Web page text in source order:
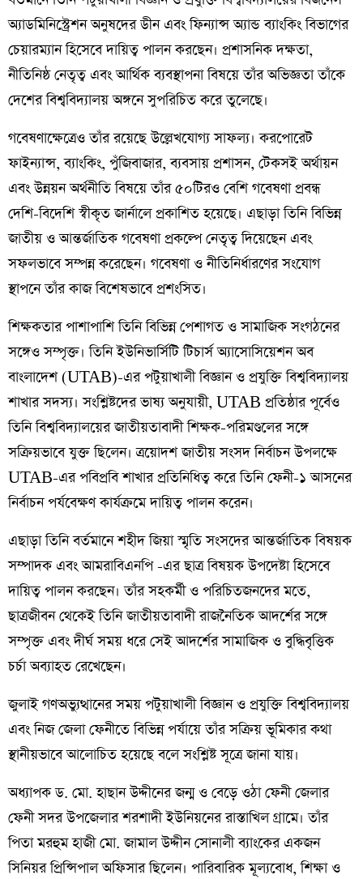
অ্যাডমিনিস্ট্রেশন অনুষদের ডীন এবং ফিন্যান্স অ্যান্ড ব্যাংকিং বিভাগের
চেয়ারম্যান হিসেবে দায়িত্ব পালন করছেন। প্রশাসনিক দক্ষতা,
নীতিনিষ্ঠ নেতৃত্ব এবং আর্থিক ব্যবস্থাপনা বিষয়ে তাঁর অভিজ্ঞতা তাঁকে
দেশের বিশ্ববিদ্যালয় অঙ্গনে সুপরিচিত করে তুলেছে।
গবেষণাক্ষেত্রেও তাঁর রয়েছে উল্লেখযোগ্য সাফল্য। করপোরেট
ফাইন্যান্স, ব্যাংকিং, পুঁজিবাজার, ব্যবসায় প্রশাসন, টেকসই অর্থায়ন
এবং উন্নয়ন অর্থনীতি বিষয়ে তাঁর ৫০টিরও বেশি গবেষণা প্রবন্ধ
দেশি-বিদেশি স্বীকৃত জার্নালে প্রকাশিত হয়েছে। এছাড়া তিনি বিভিন্ন
জাতীয় ও আন্তর্জাতিক গবেষণা প্রকল্পে নেতৃত্ব দিয়েছেন এবং
সফলভাবে সম্পন্ন করেছেন। গবেষণা ও নীতিনির্ধারণের সংযোগ
স্থাপনে তাঁর কাজ বিশেষভাবে প্রশংসিত।
শিক্ষকতার পাশাপাশি তিনি বিভিন্ন পেশাগত ও সামাজিক সংগঠনের
সঙ্গেও সম্পৃক্ত। তিনি ইউনিভার্সিটি টিচার্স অ্যাসোসিয়েশন অব
বাংলাদেশ (UTAB)-এর পটুয়াখালী বিজ্ঞান ও প্রযুক্তি বিশ্ববিদ্যালয়
শাখার সদস্য। সংশ্লিষ্টদের ভাষ্য অনুযায়ী, UTAB প্রতিষ্ঠার পূর্বেও
তিনি বিশ্ববিদ্যালয়ের জাতীয়তাবাদী শিক্ষক-পরিমণ্ডলের সঙ্গে
সক্রিয়ভাবে যুক্ত ছিলেন। ত্রয়োদশ জাতীয় সংসদ নির্বাচন উপলক্ষে
UTAB-এর পবিপ্রবি শাখার প্রতিনিধিত্ব করে তিনি ফেনী-১ আসনের
নির্বাচন পর্যবেক্ষণ কার্যক্রমে দায়িত্ব পালন করেন।
এছাড়া তিনি বর্তমানে শহীদ জিয়া স্মৃতি সংসদের আন্তর্জাতিক বিষয়ক
সম্পাদক এবং আমরাবিএনপি -এর ছাত্র বিষয়ক উপদেষ্টা হিসেবে
দায়িত্ব পালন করছেন। তাঁর সহকর্মী ও পরিচিতজনদের মতে,
ছাত্রজীবন থেকেই তিনি জাতীয়তাবাদী রাজনৈতিক আদর্শের সঙ্গে
সম্পৃক্ত এবং দীর্ঘ সময় ধরে সেই আদর্শের সামাজিক ও বুদ্ধিবৃত্তিক
চর্চা অব্যাহত রেখেছেন।
জুলাই গণঅভ্যুত্থানের সময় পটুয়াখালী বিজ্ঞান ও প্রযুক্তি বিশ্ববিদ্যালয়
এবং নিজ জেলা ফেনীতে বিভিন্ন পর্যায়ে তাঁর সক্রিয় ভূমিকার কথা
স্থানীয়ভাবে আলোচিত হয়েছে বলে সংশ্লিষ্ট সূত্রে জানা যায়।
অধ্যাপক ড. মো. হাছান উদ্দীনের জন্ম ও বেড়ে ওঠা ফেনী জেলার
ফেনী সদর উপজেলার শরশাদী ইউনিয়নের রাস্তাখিল গ্রামে। তাঁর
পিতা মরহুম হাজী মো. জামাল উদ্দীন সোনালী ব্যাংকের একজন
সিনিয়র প্রিন্সিপাল অফিসার ছিলেন। পারিবারিক মূল্যবোধ, শিক্ষা ও